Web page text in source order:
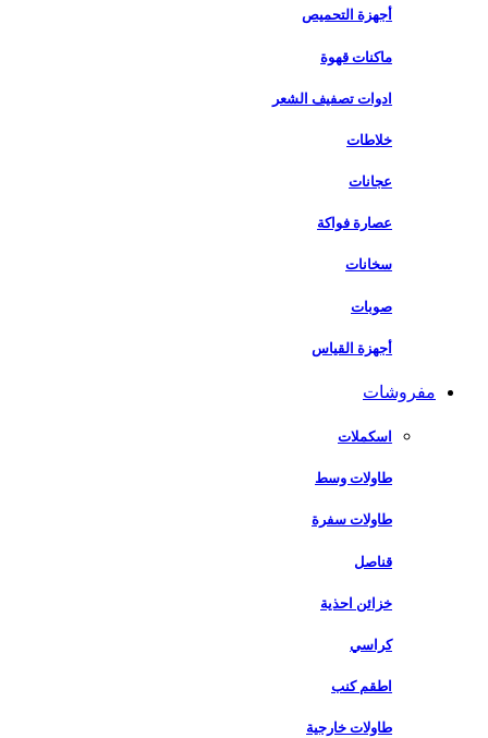
أجهزة التحميص
ماكنات قهوة
ادوات تصفيف الشعر
خلاطات
عجانات
عصارة فواكة
سخانات
صوبات
أجهزة القياس
مفروشات
اسكملات
طاولات وسط
طاولات سفرة
قناصل
خزائن احذية
كراسي
اطقم كنب
طاولات خارجية